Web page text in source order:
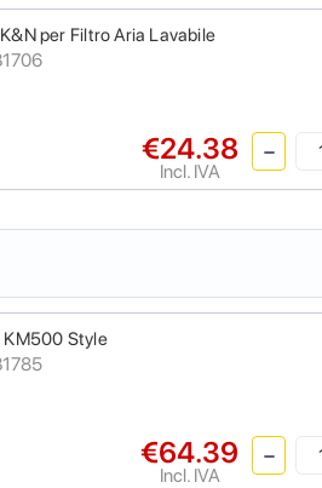
per Filtro Aria Lavabile
€24.38
Incl. IVA
Style
€64.39
Incl. IVA